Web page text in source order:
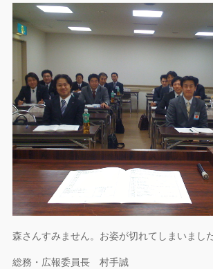
森さんすみません。お姿が切れてしまいまし
総務・広報委員長 村手誠